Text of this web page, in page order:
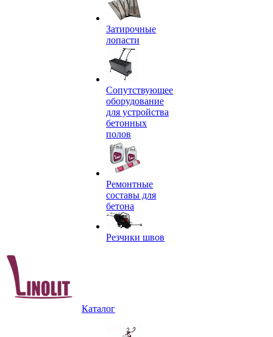
Затирочные
лопасти
Сопутствующее
оборудование
для устройства
бетонных
полов
Ремонтные
составы для
бетона
Резчики швов
Каталог